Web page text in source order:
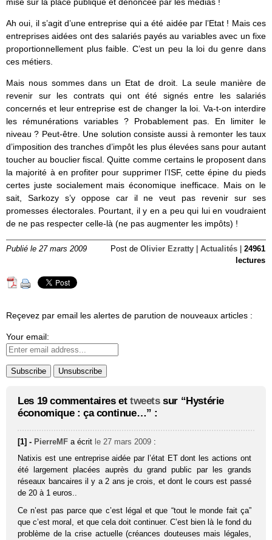
Ah oui, il s’agit d’une entreprise qui a été aidée par l’Etat ! Mais ces
entreprises aidées ont des salariés payés au variables avec un fixe
proportionnellement plus faible. C’est un peu la loi du genre dans
ces métiers.
Mais nous sommes dans un Etat de droit. La seule manière de
revenir sur les contrats qui ont été signés entre les salariés
concernés et leur entreprise est de changer la loi. Va-t-on interdire
les rémunérations variables ? Probablement pas. En limiter le
niveau ? Peut-être. Une solution consiste aussi à remonter les taux
d’imposition des tranches d’impôt les plus élevées sans pour autant
toucher au bouclier fiscal. Quitte comme certains le proposent dans
la majorité à en profiter pour supprimer l’ISF, cette épine du pieds
certes juste socialement mais économique inefficace. Mais on le
sait, Sarkozy s’y oppose car il ne veut pas revenir sur ses
promesses électorales. Pourtant, il y en a peu qui lui en voudraient
de ne pas respecter celle-là (ne pas augmenter les impôts) !
Publié le 27 mars 2009 Post de Olivier Ezratty Actualités
24961
lectures
Reçevez par email les alertes de parution de nouveaux articles :
Your email:
Les 19 commentaires et tweetssur “Hystérie
économique : ça continue…” :
[1] - PierreMF a écrit le 27 mars 2009 :
Natixis est une entreprise aidée par l’état ET dont les actions ont
été largement placées auprès du grand public par les grands
réseaux bancaires il y a 2 ans je crois, et dont le cours est passé
de 20 à 1 euros..
Ce n’est pas parce que c’est légal et que “tout le monde fait ça”
que c’est moral, et que cela doit continuer. C’est bien là le fond du
problème de la crise actuelle (créances douteuses mais légales,